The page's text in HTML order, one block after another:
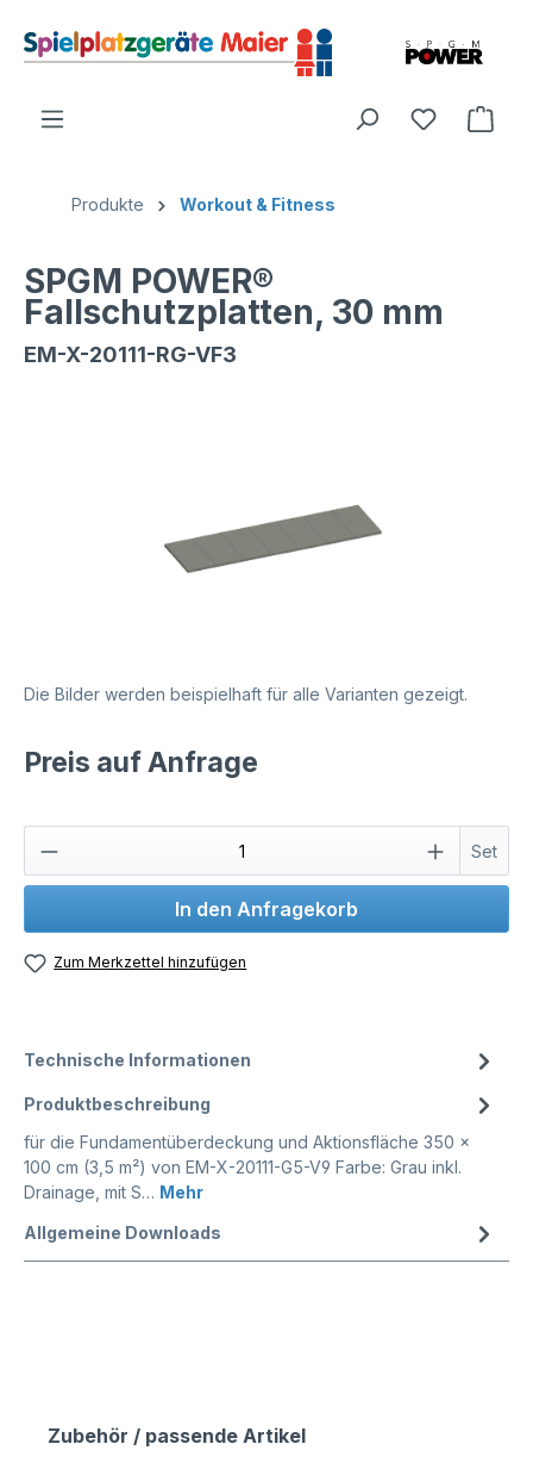
Produkte Workout & Fitness
SPGM POWER®
Fallschutzplatten, 30 mm
EM-X-20111-RG-VF3
Die Bilder werden beispielhaft für alle Varianten gezeigt.
Preis auf Anfrage
Set
In den Anfragekorb
Zum Merkzettel hinzufügen
Technische Informationen
Produktbeschreibung
für die Fundamentüberdeckung und Aktionsfläche 350 x
100 cm (3,5 m²) von EM-X-20111-G5-V9 Farbe: Grau inkl.
Drainage, mit S… Mehr
Allgemeine Downloads
Zubehör / passende Artikel